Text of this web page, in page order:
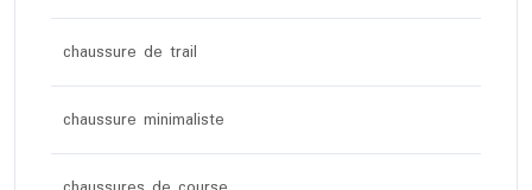
chaussure de trail
chaussure minimaliste